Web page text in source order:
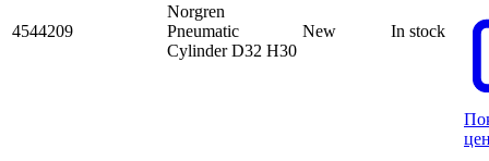
4544209
Norgren
Pneumatic
Cylinder D32 H30
New In stock